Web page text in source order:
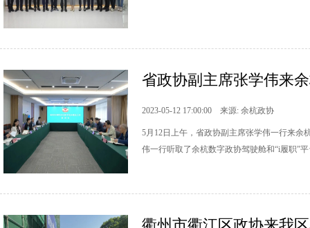
省政协副主席张学伟来
2023-05-12 17:00:00 来源: 余杭政协
5月12日上午，省政协副主席张学伟一行来余
伟一行听取了余杭数字政协驾驶舱和“i履职”